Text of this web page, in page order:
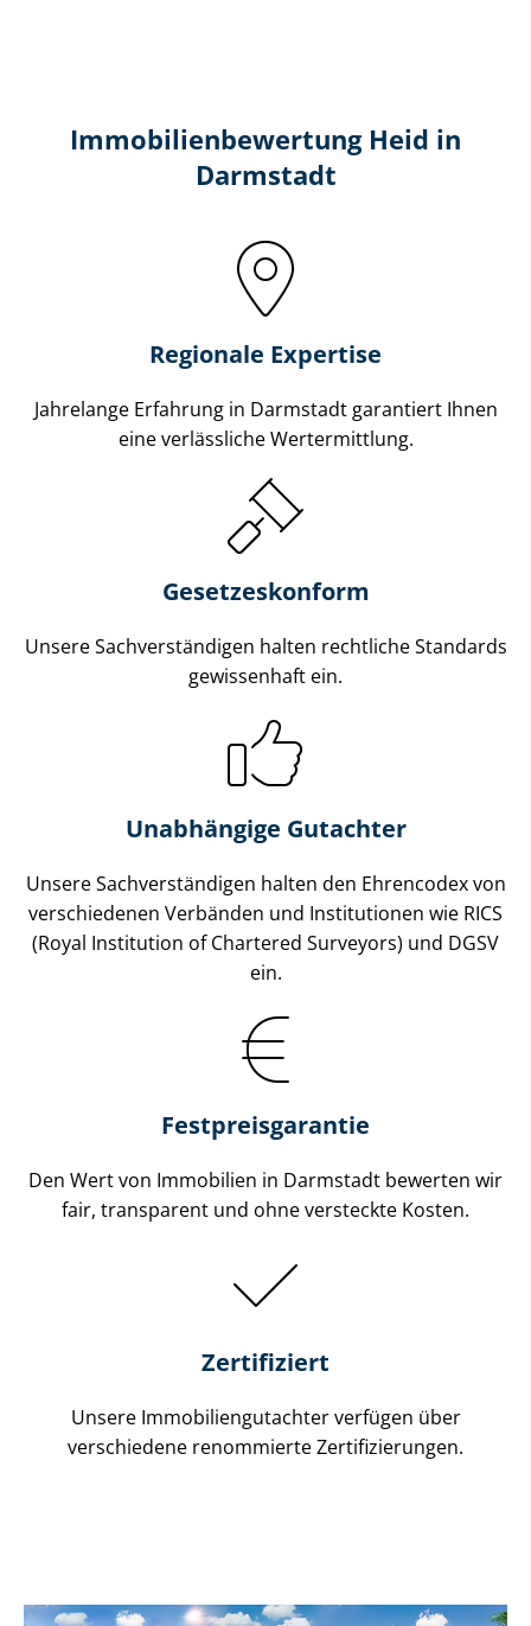
Immobilien­bewertung Heid in
Darmstadt
Regionale Expertise
Jahrelange Erfahrung in Darmstadt garantiert Ihnen
eine verlässliche Wertermittlung.
Gesetzes­konform
Unsere Sach­ver­stän­di­gen halten rechtliche Standards
gewissenhaft ein.
Unabhängige Gutachter
Unsere Sach­ver­stän­di­gen halten den Ehrencodex von
verschiedenen Verbänden und Institutionen wie RICS
(Royal Institution of Chartered Surveyors) und DGSV
ein.
Festpreis​garantie
Den Wert von Immobilien in Darmstadt bewerten wir
fair, transparent und ohne versteckte Kosten.
Zertifiziert
Unsere Immobilien­gutachter verfügen über
verschiedene renommierte Zer­ti­fi­zie­run­gen.